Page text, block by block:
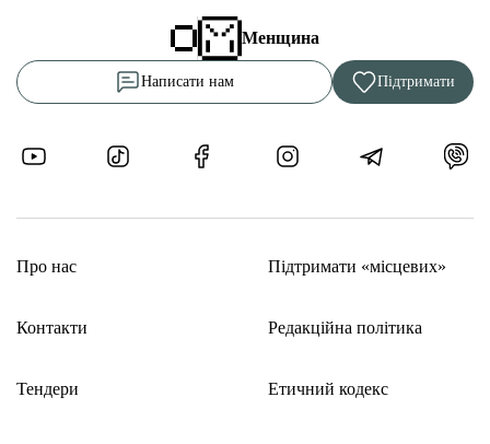
Менщина
Написати нам Підтримати
Про нас
Контакти
Тендери
Підтримати «місцевих»
Редакційна політика
Етичний кодекс